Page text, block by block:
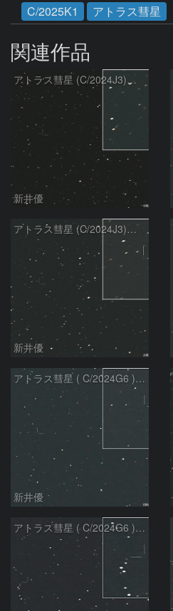
C/2025K1
アトラス彗星
関連作品
アトラス彗星 (C/2024J3)：2026/08/05
新井優
アトラス彗星 (C/2024J3)：2026/07/26
新井優
アトラス彗星 ( C/2024G6 )：2026/07/09
新井優
アトラス彗星 ( C/2024G6 )：2026/07/08